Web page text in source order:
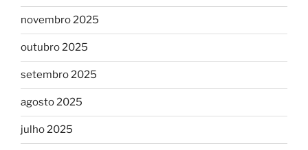
novembro 2025
outubro 2025
setembro 2025
agosto 2025
julho 2025